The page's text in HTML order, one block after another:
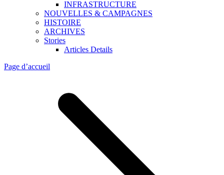
INFRASTRUCTURE
NOUVELLES & CAMPAGNES
HISTOIRE
ARCHIVES
Stories
Articles Details
Page d’accueil